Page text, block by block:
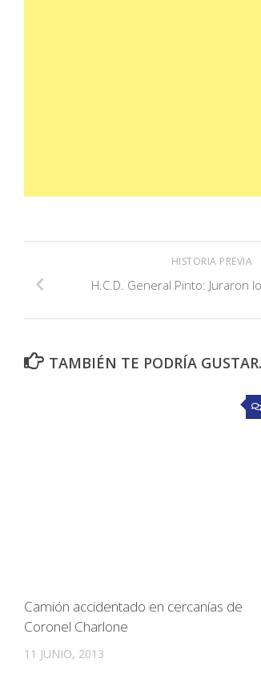
HISTORIA PREVIA
H.C.D. General Pinto: Juraron
TAMBIÉN TE PODRÍA
Camión accidentado en cercanías de
Coronel Charlone
11 JUNIO, 2013